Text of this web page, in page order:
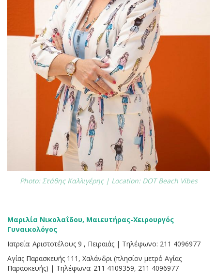
Photo: Στάθης Καλλιγέρης | Location: DOT Beach Vibes
Μαριλία Νικολαΐδου, Μαιευτήρας-Χειρουργός
Γυναικολόγος
Ιατρεία: Αριστοτέλους 9 , Πειραιάς | Τηλέφωνο: 211 4096977
Αγίας Παρασκευής 111, Χαλάνδρι (πλησίον μετρό Αγίας
Παρασκευής) | Τηλέφωνα: 211 4109359, 211 4096977